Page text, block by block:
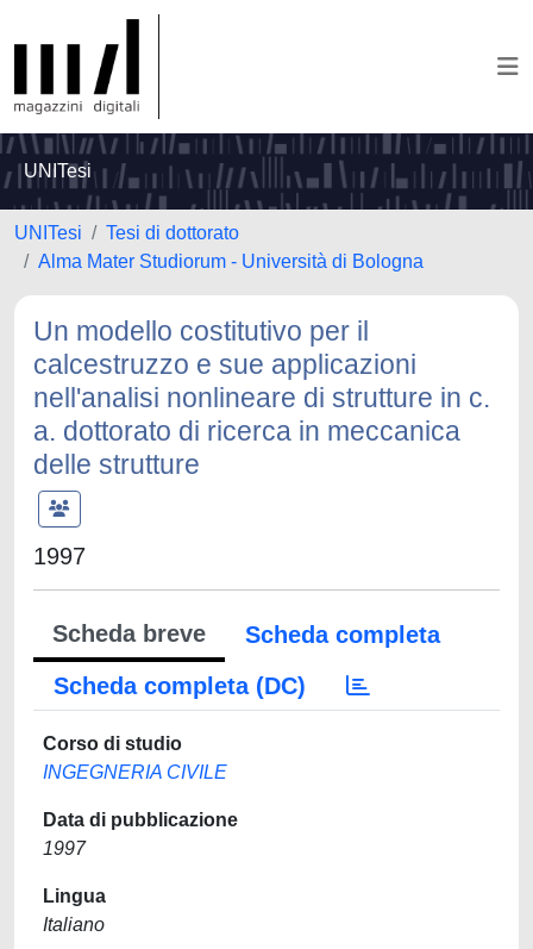
UNITesi
UNITesi
Tesi di dottorato
Alma Mater Studiorum - Università di Bologna
Un modello costitutivo per il
calcestruzzo e sue applicazioni
nell'analisi nonlineare di strutture in c.
a. dottorato di ricerca in meccanica
delle strutture
1997
Scheda breve
Scheda completa
Scheda completa (DC)
Corso di studio
INGEGNERIA CIVILE
Data di pubblicazione
1997
Lingua
Italiano